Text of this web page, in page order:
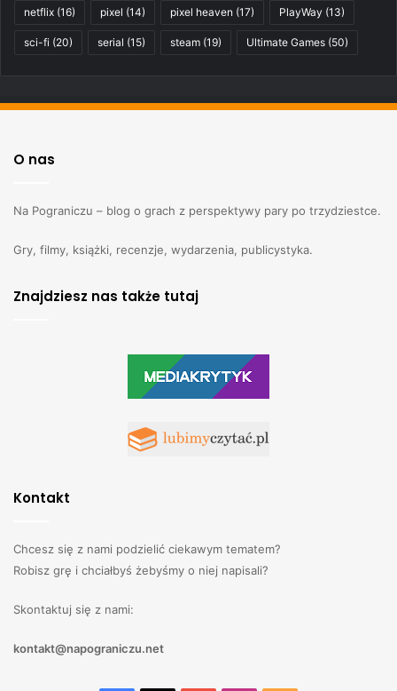
netflix (16) pixel (14) pixel heaven (17) PlayWay (13)
sci-fi (20) serial (15) steam (19) Ultimate Games (50)
O nas
Na Pograniczu – blog o grach z perspektywy pary po trzydziestce.
Gry, filmy, książki, recenzje, wydarzenia, publicystyka.
Znajdziesz nas także tutaj
Kontakt
Chcesz się z nami podzielić ciekawym tematem?
Robisz grę i chciałbyś żebyśmy o niej napisali?
Skontaktuj się z nami:
kontakt@napograniczu.net